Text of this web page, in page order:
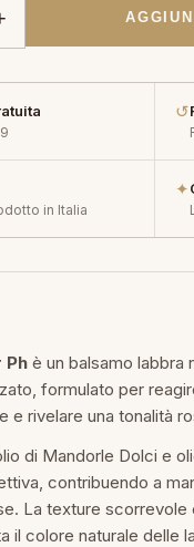
↺
in Italia
✦
Ph è un balsamo
formulato per
e rivelare una tonalità
di Mandorle Dolci e
contribuendo a
La texture
il colore naturale delle